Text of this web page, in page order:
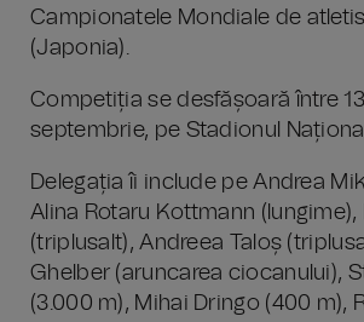
Campionatele Mondiale de
(Japonia).
Competiția se desfășoară între 13
septembrie, pe Stadionul
Delegația îi include pe Andrea
Alina Rotaru Kottmann (lungime),
(triplusalt), Andreea Taloș
Ghelber (aruncarea ciocanului),
(3.000 m), Mihai Dringo (400 m),